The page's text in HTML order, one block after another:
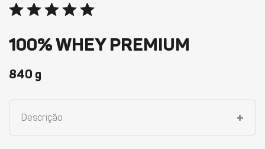
100% WHEY PREMIUM
840 g
Descrição +